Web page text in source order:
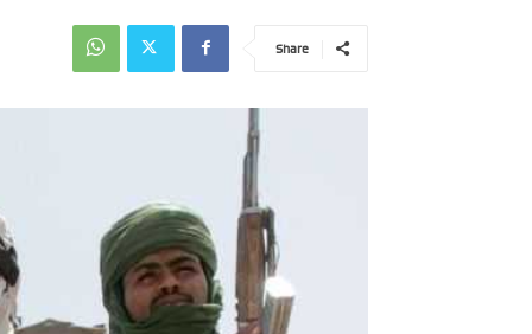
Share